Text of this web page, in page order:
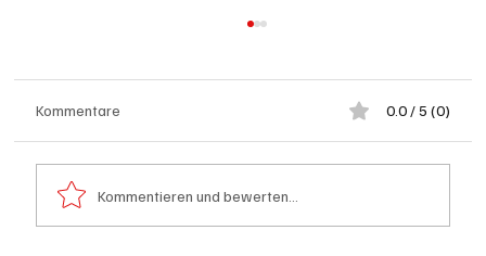
Kommentare 0.0 / 5 (0)
Kommentieren und bewerten...